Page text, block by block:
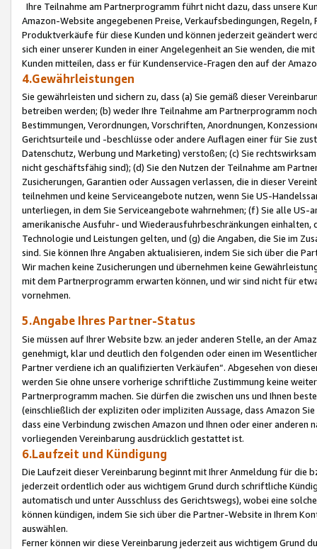
Ihre Teilnahme am Partnerprogramm führt nicht dazu, dass unsere
Amazon-Website angegebenen Preise, Verkaufsbedingungen,
Produktverkäufe für diese Kunden und können jederzeit geändert
sich einer unserer Kunden in einer Angelegenheit an Sie wenden, die
Kunden mitteilen, dass er für Kundenservice-Fragen den auf der
4.Gewährleistungen
Sie gewährleisten und sichern zu, dass (a) Sie gemäß dieser
betreiben werden; (b) weder Ihre Teilnahme am Partnerprogramm
Bestimmungen, Verordnungen, Vorschriften, Anordnungen,
Gerichtsurteile und -beschlüsse oder andere Auflagen einer für Sie
Datenschutz, Werbung und Marketing) verstoßen; (c) Sie
nicht geschäftsfähig sind); (d) Sie den Nutzen der Teilnahme am
Zusicherungen, Garantien oder Aussagen verlassen, die in dieser
teilnehmen und keine Serviceangebote nutzen, wenn Sie US-
unterliegen, in dem Sie Serviceangebote wahrnehmen; (f) Sie alle
amerikanische Ausfuhr- und Wiederausfuhrbeschränkungen
Technologie und Leistungen gelten, und (g) die Angaben, die Sie im
sind. Sie können Ihre Angaben aktualisieren, indem Sie sich über die
Wir machen keine Zusicherungen und übernehmen keine
mit dem Partnerprogramm erwarten können, und wir sind nicht für
vornehmen.
5.Angabe Ihres Partner-Status
Sie müssen auf Ihrer Website bzw. an jeder anderen Stelle, an der
genehmigt, klar und deutlich den folgenden oder einen im
Partner verdiene ich an qualifizierten Verkäufen“. Abgesehen von
werden Sie ohne unsere vorherige schriftliche Zustimmung keine
Partnerprogramm machen. Sie dürfen die zwischen uns und Ihnen
(einschließlich der expliziten oder impliziten Aussage, dass Amazon
dass eine Verbindung zwischen Amazon und Ihnen oder einer
vorliegenden Vereinbarung ausdrücklich gestattet ist.
6.Laufzeit und Kündigung
Die Laufzeit dieser Vereinbarung beginnt mit Ihrer Anmeldung für die
jederzeit ordentlich oder aus wichtigem Grund durch schriftliche
automatisch und unter Ausschluss des Gerichtswegs), wobei eine
können kündigen, indem Sie sich über die Partner-Website in Ihrem
auswählen.
Ferner können wir diese Vereinbarung jederzeit aus wichtigem Grund